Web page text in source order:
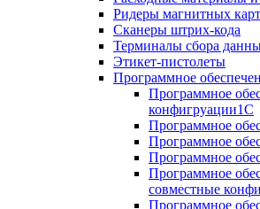
Ридеры магнитных карт
Сканеры штрих-кода
Терминалы сбора
Этикет-пистолеты
Программное
Программное
конфигруации1С
Программное
Программное
Программное
Программное
совместные
Программное